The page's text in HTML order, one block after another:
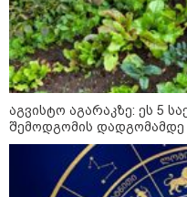
კატეგორიის
აგვისტო აგარაკზე: ეს 5
შემოდგომის დადგომამდე